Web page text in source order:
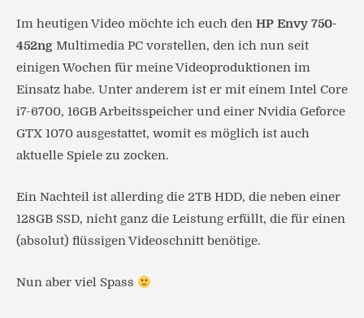
Im heutigen Video möchte ich euch den HP Envy 750-
452ng Multimedia PC vorstellen, den ich nun seit
einigen Wochen für meine Videoproduktionen im
Einsatz habe. Unter anderem ist er mit einem Intel Core
i7-6700, 16GB Arbeitsspeicher und einer Nvidia Geforce
GTX 1070 ausgestattet, womit es möglich ist auch
aktuelle Spiele zu zocken.
Ein Nachteil ist allerding die 2TB HDD, die neben einer
128GB SSD, nicht ganz die Leistung erfüllt, die für einen
(absolut) flüssigen Videoschnitt benötige.
Nun aber viel Spass